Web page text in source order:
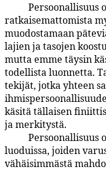
Persoonallisuus
ratkaisemattomista
muodostamaan
lajien ja tasojen
mutta emme täysin
todellista luonnetta.
tekijät, jotka yhteen
käsitä tällaisen
ja merkitystä.
Persoonallisuus
luoduissa, joiden
vähäisimmästä